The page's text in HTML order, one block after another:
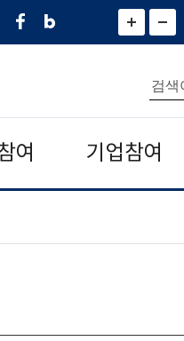
페
네
그
)
화
면
면
소
통
합
검
색
여 기업참여